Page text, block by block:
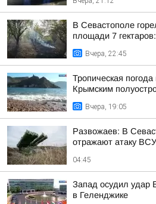
В Севастополе
площади 7
Вчера, 22:45
Тропическая погода
Крымским
Вчера, 19:05
Развожаев: В
отражают атаку
04:45
Запад осудил
в Геленджике